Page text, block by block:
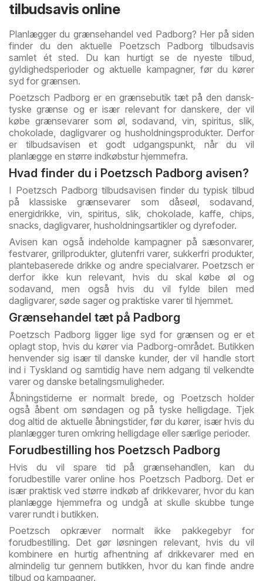
tilbudsavis online
Planlægger du grænsehandel ved Padborg? Her på siden
finder du den aktuelle Poetzsch Padborg tilbudsavis
samlet ét sted. Du kan hurtigt se de nyeste tilbud,
gyldighedsperioder og aktuelle kampagner, før du kører
syd for grænsen.
Poetzsch Padborg er en grænsebutik tæt på den dansk-
tyske grænse og er især relevant for danskere, der vil
købe grænsevarer som øl, sodavand, vin, spiritus, slik,
chokolade, dagligvarer og husholdningsprodukter. Derfor
er tilbudsavisen et godt udgangspunkt, når du vil
planlægge en større indkøbstur hjemmefra.
Hvad finder du i Poetzsch Padborg avisen?
I Poetzsch Padborg tilbudsavisen finder du typisk tilbud
på klassiske grænsevarer som dåseøl, sodavand,
energidrikke, vin, spiritus, slik, chokolade, kaffe, chips,
snacks, dagligvarer, husholdningsartikler og dyrefoder.
Avisen kan også indeholde kampagner på sæsonvarer,
festvarer, grillprodukter, glutenfri varer, sukkerfri produkter,
plantebaserede drikke og andre specialvarer. Poetzsch er
derfor ikke kun relevant, hvis du skal købe øl og
sodavand, men også hvis du vil fylde bilen med
dagligvarer, søde sager og praktiske varer til hjemmet.
Grænsehandel tæt på Padborg
Poetzsch Padborg ligger lige syd for grænsen og er et
oplagt stop, hvis du kører via Padborg-området. Butikken
henvender sig især til danske kunder, der vil handle stort
ind i Tyskland og samtidig have nem adgang til velkendte
varer og danske betalingsmuligheder.
Åbningstiderne er normalt brede, og Poetzsch holder
også åbent om søndagen og på tyske helligdage. Tjek
dog altid de aktuelle åbningstider, før du kører, især hvis du
planlægger turen omkring helligdage eller særlige perioder.
Forudbestilling hos Poetzsch Padborg
Hvis du vil spare tid på grænsehandlen, kan du
forudbestille varer online hos Poetzsch Padborg. Det er
især praktisk ved større indkøb af drikkevarer, hvor du kan
planlægge hjemmefra og undgå at skulle skubbe tunge
varer rundt i butikken.
Poetzsch opkræver normalt ikke pakkegebyr for
forudbestilling. Det gør løsningen relevant, hvis du vil
kombinere en hurtig afhentning af drikkevarer med en
almindelig tur gennem butikken, hvor du kan finde andre
tilbud og kampagner.